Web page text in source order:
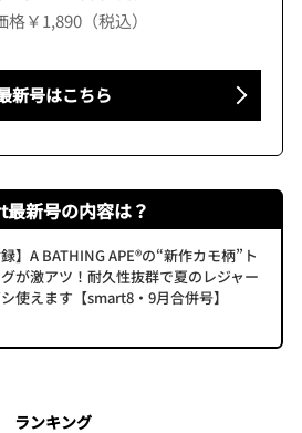
格￥1,890（税込）
新号はこちら
新号の内容は？
録】A BATHING APE®の“新作カモ柄”ト
が激アツ！耐久性抜群で夏のレジャー
使えます【smart8・9月合併号】
ランキング